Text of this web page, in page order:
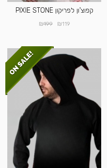
קפוצ'ון לפריקון PIXIE STONE
₪119
₪199